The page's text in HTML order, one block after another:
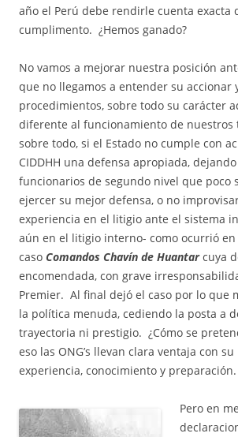
año el Perú debe rendirle cuenta exacta
cumplimento. ¿Hemos ganado?
No vamos a mejorar nuestra posición
que no llegamos a entender su accionar
procedimientos, sobre todo su carácter
diferente al funcionamiento de
sobre todo, si el Estado no cumple con
CIDDHH una defensa apropiada,
funcionarios de segundo nivel que poco
ejercer su mejor defensa, o no
experiencia en el litigio ante el sistema
aún en el litigio interno- como ocurrió
caso Comandos Chavín de Huantarcuya
encomendada, con grave
Premier. Al final dejó el caso por lo que
la política menuda, cediendo la posta a
trayectoria ni prestigio. ¿Cómo se
eso las ONG’s llevan clara ventaja con
experiencia, conocimiento y preparación.
Pero en